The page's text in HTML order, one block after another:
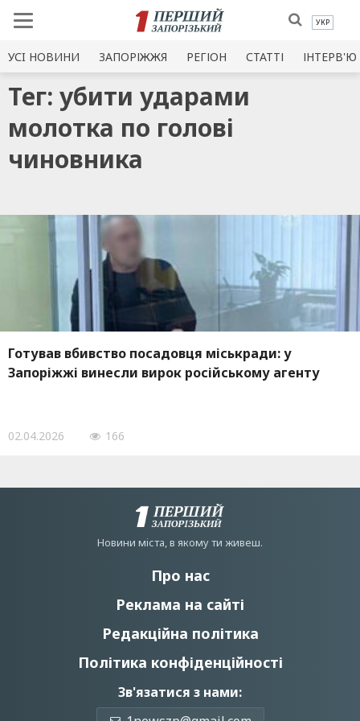
УКР
УСI НОВИНИ ЗАПОРІЖЖЯ РЕГІОН СТАТТІ ІНТЕРВ'Ю
Тег: убити ударами
молотка по голові
чиновника
Готував вбивство посадовця міськради: у
Запоріжжі винесли вирок російському агенту
02.04.2026 166
Новини мiста, в якому ти живеш.
Про нас
Реклама на сайті
Редакційна політика
Політика конфіденційності
Зв'язатися з нами: